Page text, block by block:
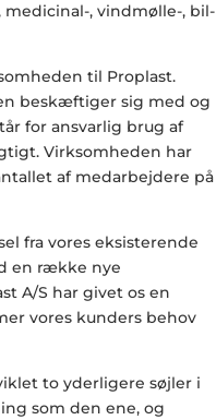
, vindmølle-, bil-
til Proplast.
beskæftiger sig med og
for ansvarlig brug af
Virksomheden har
af medarbejdere på
fra vores eksisterende
en række nye
A/S har givet os en
vores kunders behov
to yderligere søjler i
som den ene, og